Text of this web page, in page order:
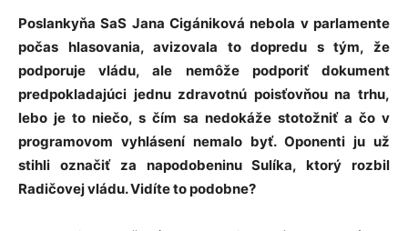
Poslankyňa SaS Jana Cigániková nebola v parlamente
počas hlasovania, avizovala to dopredu s tým, že
podporuje vládu, ale nemôže podporiť dokument
predpokladajúci jednu zdravotnú poisťovňou na trhu,
lebo je to niečo, s čím sa nedokáže stotožniť a čo v
programovom vyhlásení nemalo byť. Oponenti ju už
stihli označiť za napodobeninu Sulíka, ktorý rozbil
Radičovej vládu. Vidíte to podobne?